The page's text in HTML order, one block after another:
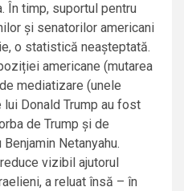
În timp, suportul pentru
și senatorilor americani
o statistică neașteptată.
americane (mutarea
mediatizare (unele
Donald Trump au fost
de Trump și de
Netanyahu.
vizibil ajutorul
a reluat însă – în